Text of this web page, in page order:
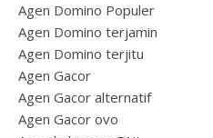
Agen Domino Populer
Agen Domino terjamin
Agen Domino terjitu
Agen Gacor
Agen Gacor alternatif
Agen Gacor ovo